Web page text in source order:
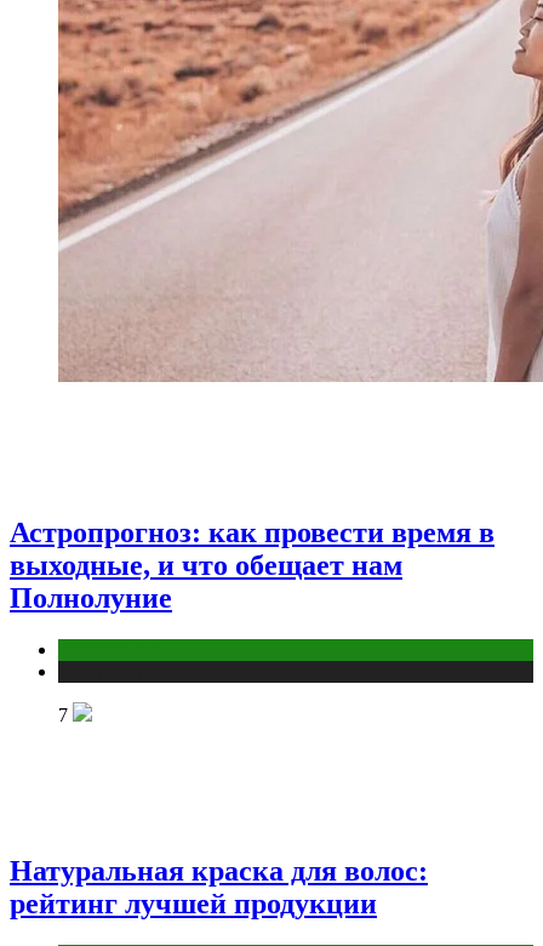
Астропрогноз: как провести время в
выходные, и что обещает нам
Полнолуние
7
Натуральная краска для волос:
рейтинг лучшей продукции